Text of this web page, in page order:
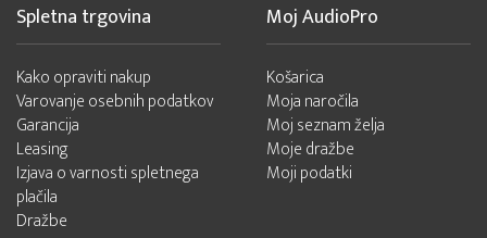
Spletna trgovina
Kako opraviti nakup
Varovanje osebnih podatkov
Garancija
Leasing
Izjava o varnosti spletnega
plačila
Dražbe
Moj AudioPro
Košarica
Moja naročila
Moj seznam želja
Moje dražbe
Moji podatki